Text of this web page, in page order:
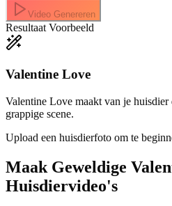
Video Genereren
Resultaat Voorbeeld
Valentine Love
Valentine Love maakt van je
grappige scene.
Upload een huisdierfoto om te
Maak Geweldige
Huisdiervideo's